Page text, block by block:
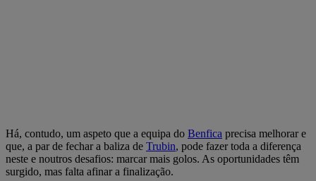
Há, contudo, um aspeto que a equipa do Benfica precisa melhorar e
que, a par de fechar a baliza de Trubin, pode fazer toda a diferença
neste e noutros desafios: marcar mais golos. As oportunidades têm
surgido, mas falta afinar a finalização.